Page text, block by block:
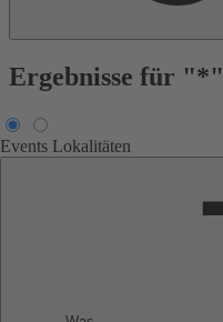
Ergebnisse für "*"
Events Lokalitäten